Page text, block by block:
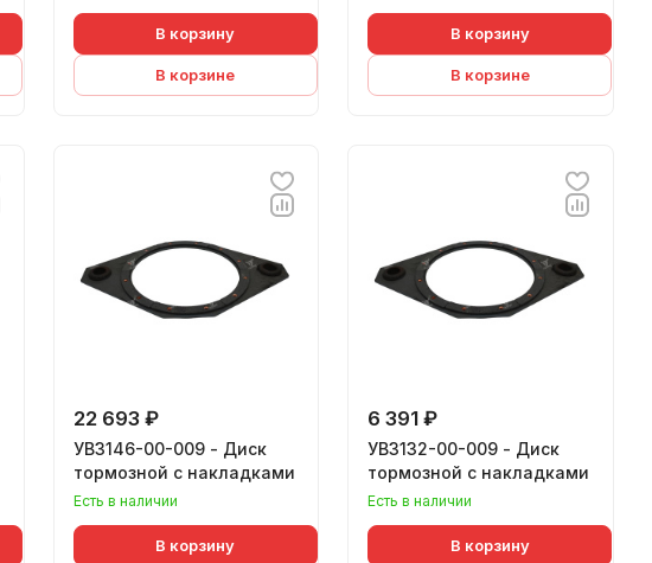
В корзину
В корзине
В корзину
В корзине
22 693 ₽
УВ3146-00-009 - Диск
тормозной с накладками
Есть в наличии
В корзину
6 391 ₽
УВ3132-00-009 - Диск
тормозной с накладками
Есть в наличии
В корзину